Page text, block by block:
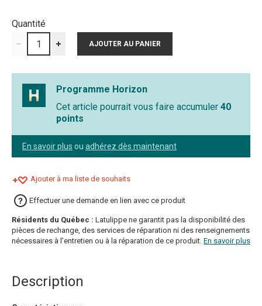
Quantité
Programme Horizon
Cet article pourrait vous faire accumuler 40
points
En savoir plus ou adhérez dès maintenant
Ajouter à ma liste de souhaits
Effectuer une demande en lien avec ce produit
Résidents du Québec : Latulippe ne garantit pas la disponibilité des
pièces de rechange, des services de réparation ni des renseignements
nécessaires à l’entretien ou à la réparation de ce produit. En savoir plus
Description